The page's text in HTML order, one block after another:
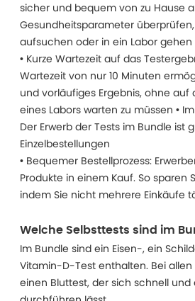
sicher und bequem von zu Hause
Gesundheitsparameter
aufsuchen oder in ein Labor gehen
• Kurze Wartezeit auf das
Wartezeit von nur 10 Minuten
und vorläufiges Ergebnis, ohne auf
eines Labors warten zu müssen •
Der Erwerb der Tests im Bundle ist
Einzelbestellungen
• Bequemer Bestellprozess:
Produkte in einem Kauf. So sparen
indem Sie nicht mehrere Einkäufe
Welche Selbsttests sind im
Im Bundle sind ein Eisen-, ein
Vitamin-D-Test enthalten. Bei
einen Bluttest, der sich schnell